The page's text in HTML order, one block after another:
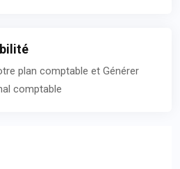
plan comptable et Générer
comptable